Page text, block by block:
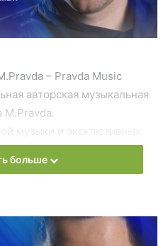
– Pravda Music
авторская музыкальная
музыки и эксклюзивных
тематические выпуски:
M.Pravda – Pravda Music
больше